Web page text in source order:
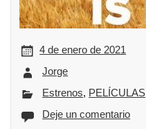
4 de enero de 2021
Jorge
Estrenos, PELÍCULAS
Deje un comentario